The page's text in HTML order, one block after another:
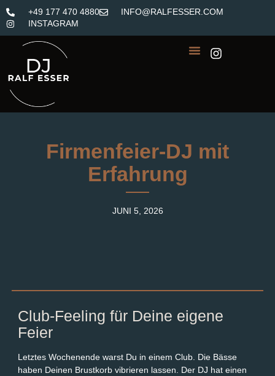
+49 177 470 4880
INFO@RALFESSER.COM
INSTAGRAM
Firmenfeier-DJ mit
Erfahrung
JUNI 5, 2026
Club-Feeling für Deine eigene
Feier
Letztes Wochenende warst Du in einem Club. Die Bässe
haben Deinen Brustkorb vibrieren lassen. Der DJ hat einen